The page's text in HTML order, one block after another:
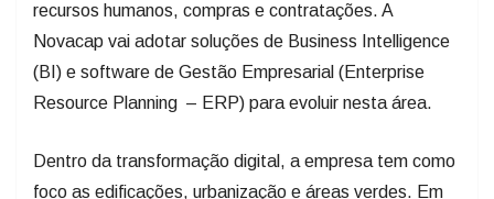
recursos humanos, compras e contratações. A
Novacap vai adotar soluções de Business Intelligence
(BI) e software de Gestão Empresarial (Enterprise
Resource Planning – ERP) para evoluir nesta área.
Dentro da transformação digital, a empresa tem como
foco as edificações, urbanização e áreas verdes. Em